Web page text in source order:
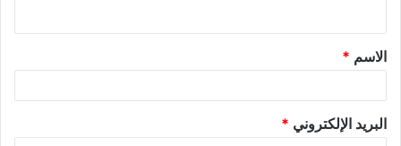
الاسم *
البريد الإلكتروني *